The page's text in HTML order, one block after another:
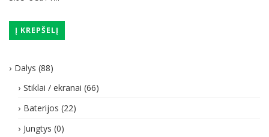
Į KREPŠELĮ
Dalys (88)
Stiklai / ekranai (66)
Baterijos (22)
Jungtys (0)